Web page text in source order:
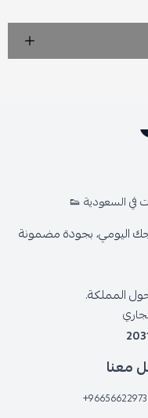
في السعودية 👟
اليومي، بجودة مضمونة
معنا